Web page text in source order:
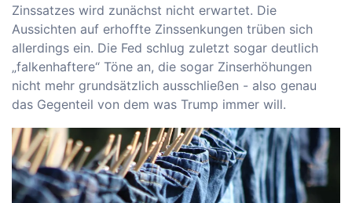
Zinssatzes wird zunächst nicht erwartet. Die
Aussichten auf erhoffte Zinssenkungen trüben sich
allerdings ein. Die Fed schlug zuletzt sogar deutlich
„falkenhaftere“ Töne an, die sogar Zinserhöhungen
nicht mehr grundsätzlich ausschließen - also genau
das Gegenteil von dem was Trump immer will.